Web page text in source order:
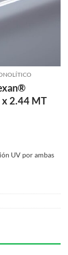
2.44 MT
UV por ambas